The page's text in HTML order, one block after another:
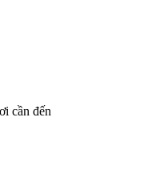
cần đến